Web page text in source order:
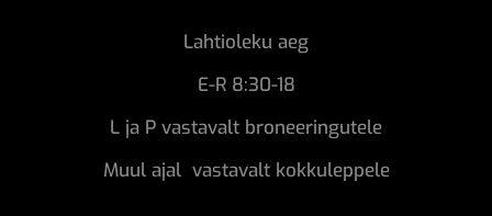
Lahtioleku aeg
E-R 8:30-18
L ja P vastavalt broneeringutele
Muul ajal vastavalt kokkuleppele